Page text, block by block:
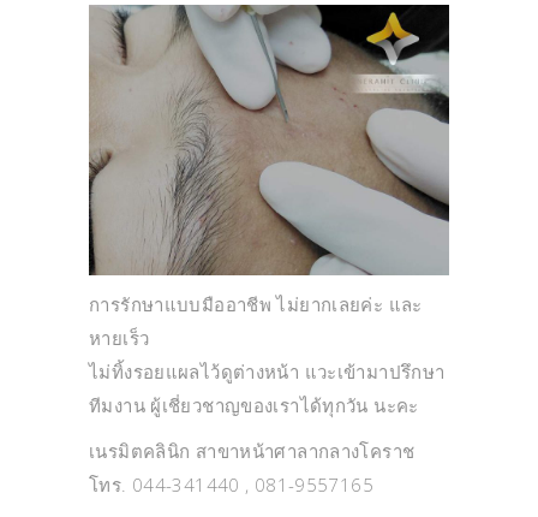
การรักษาแบบมืออาชีพ ไม่ยากเลยค่ะ และ
หายเร็ว
ไม่ทิ้งรอยแผลไว้ดูต่างหน้า แวะเข้ามาปรึกษา
ทีมงาน ผู้เชี่ยวชาญของเราได้ทุกวัน นะคะ
เนรมิตคลินิก สาขาหน้าศาลากลางโคราช
โทร. 044-341440 , 081-9557165